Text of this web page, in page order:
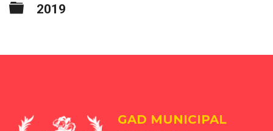
Carpeta
2019
GAD MUNICIPAL